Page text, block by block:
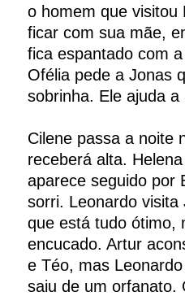
o homem que visitou
ficar com sua mãe,
fica espantado com
Ofélia pede a Jonas
sobrinha. Ele ajuda a
Cilene passa a noite
receberá alta.
aparece seguido por
sorri. Leonardo
que está tudo ótimo,
encucado. Artur
e Téo, mas
saiu de um orfanato.